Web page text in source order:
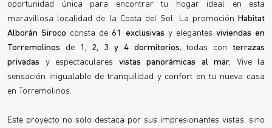
oportunidad única para encontrar tu hogar ideal en esta
maravillosa localidad de la Costa del Sol. La promoción Habitat
Alborán Siroco consta de 61 exclusivas y elegantes viviendas en
Torremolinos de 1, 2, 3 y 4 dormitorios, todas con terrazas
privadas y espectaculares vistas panorámicas al mar. Vive la
sensación inigualable de tranquilidad y confort en tu nueva casa
en Torremolinos.
Este proyecto no solo destaca por sus impresionantes vistas, sino